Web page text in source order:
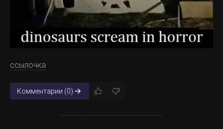
И я их просто почистил. Сначала я это делал спиртом,
но мне не очень понравился их цвет. Даже после
чистки спиртом они выглядели слишком мутными и
ссылочка
Комментарии (0)